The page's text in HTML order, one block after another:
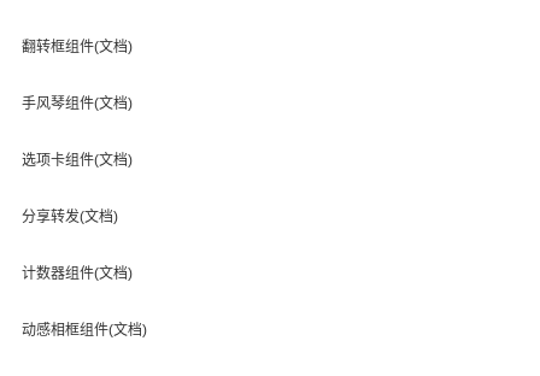
翻转框组件(文档)
手风琴组件(文档)
选项卡组件(文档)
分享转发(文档)
计数器组件(文档)
动感相框组件(文档)